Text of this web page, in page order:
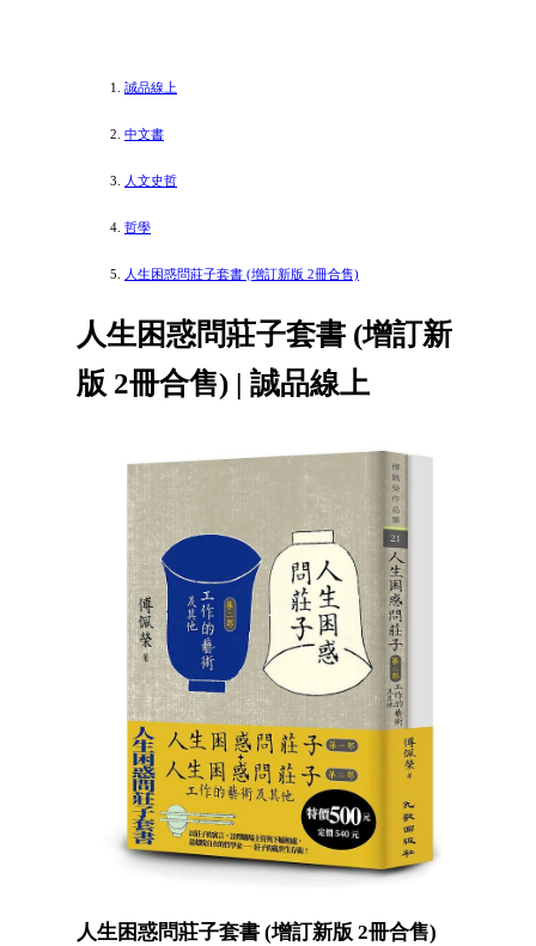
誠品線上
中文書
人文史哲
哲學
人生困惑問莊子套書 (增訂新版 2冊合售)
人生困惑問莊子套書 (增訂新
版 2冊合售) | 誠品線上
人生困惑問莊子套書 (增訂新版 2冊合售)